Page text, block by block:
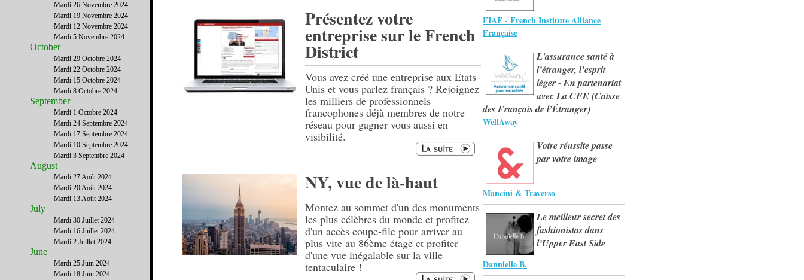
Présentez votre
entreprise sur le French
District
Vous avez créé une entreprise aux Etats-
Unis et vous parlez français ? Rejoignez
les milliers de professionnels
francophones déjà membres de notre
réseau pour gagner vous aussi en
visibilité.
NY, vue de là-haut
Montez au sommet d'un des monuments
les plus célèbres du monde et profitez
d'un accès coupe-file pour arriver au
plus vite au 86ème étage et profiter
d'une vue inégalable sur la ville
tentaculaire !
FIAF - French Institute Alliance
Française
L'assurance santé à
l’étranger, l’esprit
léger - En partenariat
avec La CFE (Caisse
des Français de l’Étranger)
WellAway
Votre réussite passe
par votre image
Mancini & Traverso
Le meilleur secret des
fashionistas dans
l’Upper East Side
Dannielle B.
Mardi 26 Novembre 2024
Mardi 19 Novembre 2024
Mardi 12 Novembre 2024
Mardi 5 Novembre 2024
October
Mardi 29 Octobre 2024
Mardi 22 Octobre 2024
Mardi 15 Octobre 2024
Mardi 8 Octobre 2024
September
Mardi 1 Octobre 2024
Mardi 24 Septembre 2024
Mardi 17 Septembre 2024
Mardi 10 Septembre 2024
Mardi 3 Septembre 2024
August
Mardi 27 Août 2024
Mardi 20 Août 2024
Mardi 13 Août 2024
July
Mardi 30 Juillet 2024
Mardi 16 Juillet 2024
Mardi 2 Juillet 2024
June
Mardi 25 Juin 2024
Mardi 18 Juin 2024